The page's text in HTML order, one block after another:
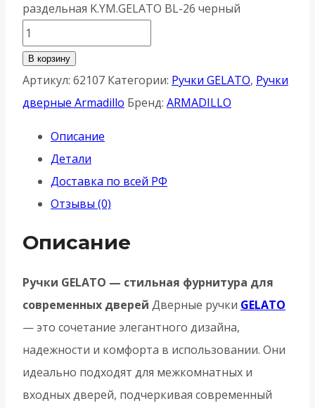
раздельная K.YM.GELATO BL-26 черный
В корзину
Артикул: 62107 Категории: Ручки GELATO, Ручки
дверные Armadillo Бренд: ARMADILLO
Описание
Детали
Доставка по всей РФ
Отзывы (0)
Описание
Ручки GELATO — стильная фурнитура для
современных дверей Дверные ручки GELATO
— это сочетание элегантного дизайна,
надежности и комфорта в использовании. Они
идеально подходят для межкомнатных и
входных дверей, подчеркивая современный